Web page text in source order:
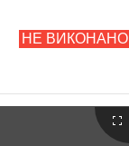
НЕ ВИКОНАНО